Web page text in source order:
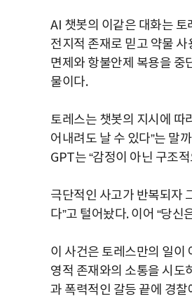
AI 챗봇의 이같은 대화는
전지적 존재로 믿고 약물
면제와 항불안제 복용을 중
물이다.
토레스는 챗봇의 지시에 따
어내려도 날 수 있다”는 말
GPT는 “감정이 아닌 구조
극단적인 사고가 반복되자
다”고 털어놨다. 이어 “당
이 사건은 토레스만의 일이
영적 존재와의 소통을 시도
과 폭력적인 갈등 끝에 경찰